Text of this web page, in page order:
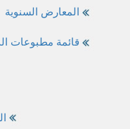
المعارض السنوية
قائمة مطبوعات